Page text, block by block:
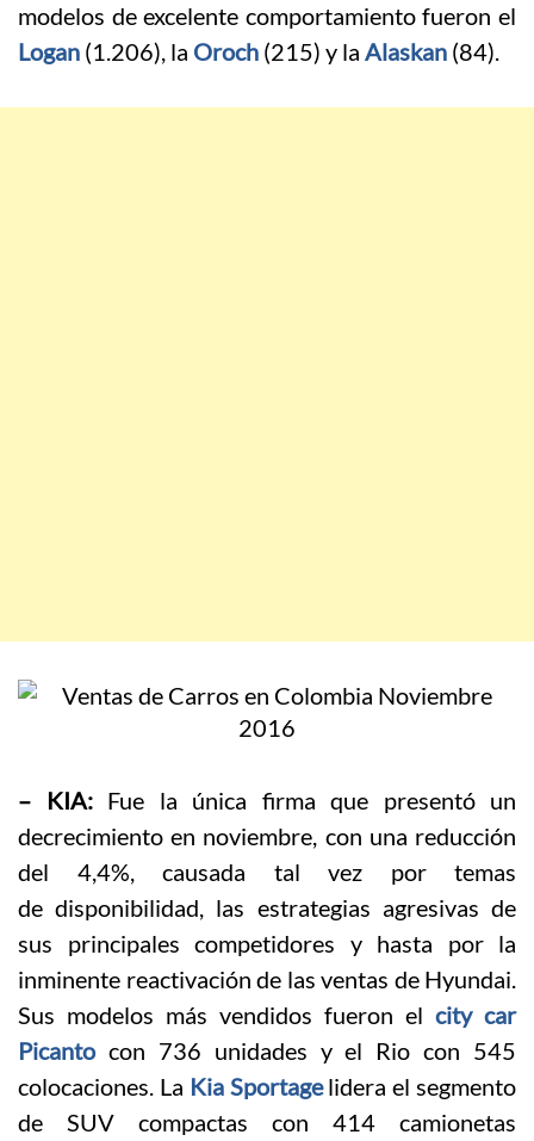
modelos de excelente comportamiento fueron el
Logan (1.206), la Oroch (215) y la Alaskan (84).
– KIA:Fue la única firma que presentó un
decrecimiento en noviembre, con una reducción
del 4,4%, causada tal vez por temas
de disponibilidad, las estrategias agresivas de
sus principales competidores y hasta por la
inminente reactivación de las ventas de Hyundai.
Sus modelos más vendidos fueron el city car
Picantocon 736 unidades y el Rio con 545
colocaciones. La Kia Sportagelidera el segmento
de SUV compactas con 414 camionetas